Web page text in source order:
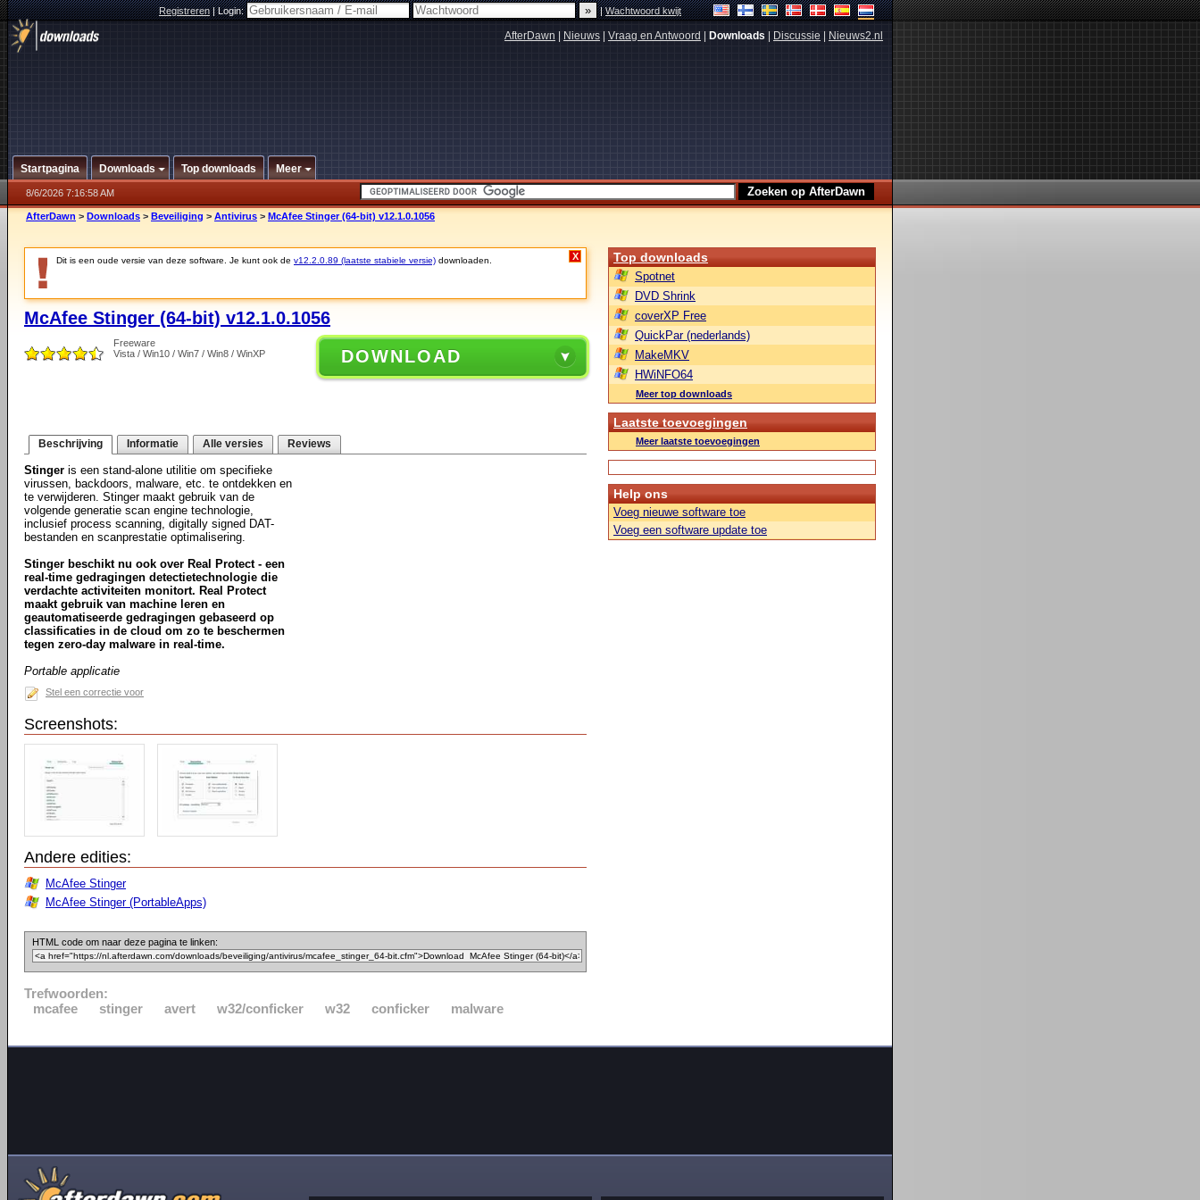
Registreren|Login: |Wachtwoord kwijt
AfterDawn Nieuws Vraag en Antwoord Downloads Discussie Nieuws2.nl
Startpagina Downloads Top downloads Meer
8/6/2026 7:16:58 AM
AfterDawn > Downloads > Beveiliging > Antivirus > McAfee Stinger (64-bit) v12.1.0.1056
Dit is een oude versie van deze software. Je kunt ook de v12.2.0.89 (laatste stabiele versie) downloaden. X
McAfee Stinger (64-bit) v12.1.0.1056
Freeware
Vista / Win10 / Win7 / Win8 / WinXP
DOWNLOAD
Beschrijving Informatie Alle versies Reviews
Stinger is een stand-alone utilitie om specifieke
virussen, backdoors, malware, etc. te ontdekken en
te verwijderen. Stinger maakt gebruik van de
volgende generatie scan engine technologie,
inclusief process scanning, digitally signed DAT-
bestanden en scanprestatie optimalisering.
Stinger beschikt nu ook over Real Protect - een
real-time gedragingen detectietechnologie die
verdachte activiteiten monitort. Real Protect
maakt gebruik van machine leren en
geautomatiseerde gedragingen gebaseerd op
classificaties in de cloud om zo te beschermen
tegen zero-day malware in real-time.
Portable applicatie
Stel een correctie voor
Screenshots:
Andere edities:
McAfee Stinger
McAfee Stinger (PortableApps)
HTML code om naar deze pagina te linken:
Trefwoorden:
mcafee
stinger avert w32/conficker w32 conficker malware
Top downloads
Spotnet
DVD Shrink
coverXP Free
QuickPar (nederlands)
MakeMKV
HWiNFO64
Meer top downloads
Laatste toevoegingen
Meer laatste toevoegingen
Help ons
Voeg nieuwe software toe
Voeg een software update toe